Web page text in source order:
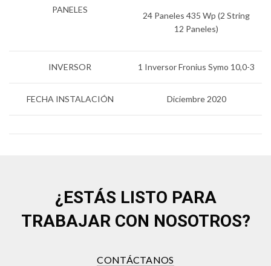
PANELES
24 Paneles 435 Wp (2 String
12 Paneles)
INVERSOR 1 Inversor Fronius Symo 10,0-3
FECHA INSTALACIÓN Diciembre 2020
¿ESTÁS LISTO PARA
TRABAJAR CON NOSOTROS?
CONTÁCTANOS